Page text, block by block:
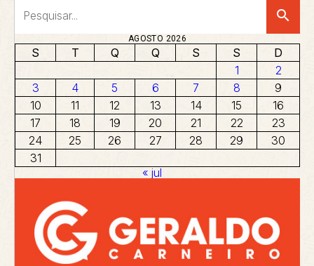
search
AGOSTO 2026
S T Q Q S S
D
1
2
3
4 5 6 7 8
9
10
11 12 13 14 15
16
17
18 19 20 21 22
23
24
25 26 27 28 29
30
31
« jul